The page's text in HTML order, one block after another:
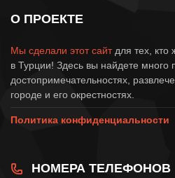
О ПРОЕКТЕ
Мы сделали этот сайтдля тех, кто
в Турции! Здесь вы найдете
достопримечательностях,
городе и его окрестностях.
Политика конфиденциальности
НОМЕРА ТЕЛЕФОНОВ